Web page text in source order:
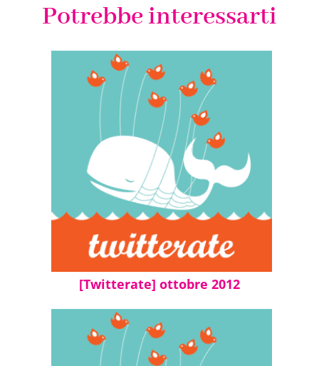
Potrebbe interessarti
[Twitterate] ottobre 2012